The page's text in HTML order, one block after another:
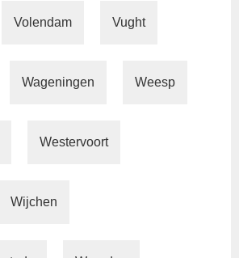
Volendam Vught
Wageningen Weesp
Westervoort
Wijchen